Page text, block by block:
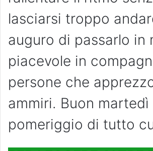
lasciarsi troppo
auguro di passarlo in
piacevole in
persone che
ammiri. Buon martedì
pomeriggio di tutto